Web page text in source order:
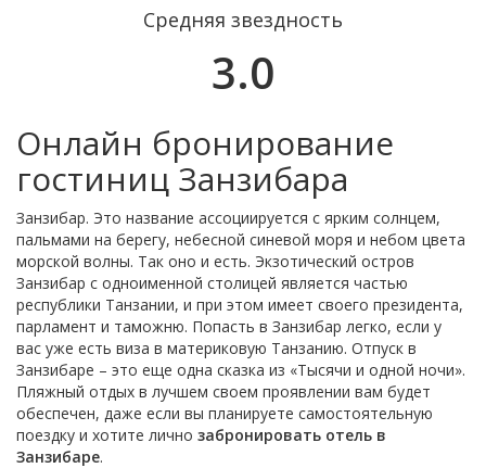
Средняя звездность
3.0
Онлайн бронирование
гостиниц Занзибара
Занзибар. Это название ассоциируется с ярким солнцем,
пальмами на берегу, небесной синевой моря и небом цвета
морской волны. Так оно и есть. Экзотический остров
Занзибар с одноименной столицей является частью
республики Танзании, и при этом имеет своего президента,
парламент и таможню. Попасть в Занзибар легко, если у
вас уже есть виза в материковую Танзанию. Отпуск в
Занзибаре – это еще одна сказка из «Тысячи и одной ночи».
Пляжный отдых в лучшем своем проявлении вам будет
обеспечен, даже если вы планируете самостоятельную
поездку и хотите лично забронировать отель в
Занзибаре.